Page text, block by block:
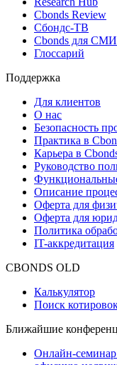
Новости и Аналитика
Новости рынка
Research Hub
Cbonds Review
Сбондс-ТВ
Глоссарий
Поддержка
Для клиентов
О нас
Безопасность
Практика в
Карьера в
Руководство
Описание
Оферта для
Оферта для
IT-аккредитация
Поиск